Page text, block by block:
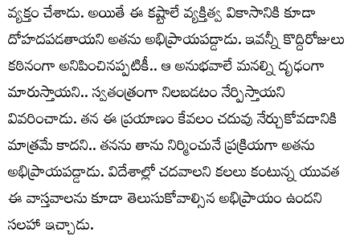
వ్యక్తం చేశాడు. అయితే ఈ కష్టాలే వ్యక్తిత్వ వికాసానికి కూడా
దోహదపడతాయని అతను అభిప్రాయపడ్డాడు. ఇవన్నీ కొద్దిరోజులు
కఠినంగా అనిపించినప్పటికీ.. ఆ అనుభవాలే మనల్ని దృఢంగా
మారుస్తాయని.. స్వతంత్రంగా నిలబడటం నేర్పిస్తాయని
వివరించాడు. తన ఈ ప్రయాణం కేవలం చదువు నేర్చుకోవడానికి
మాత్రమే కాదని.. తనను తాను నిర్మించునే ప్రక్రియగా అతను
అభిప్రాయపడ్డాడు. విదేశాల్లో చదవాలని కలలు కంటున్న యువత
ఈ వాస్తవాలను కూడా తెలుసుకోవాల్సిన అభిప్రాయం ఉందని
సలహా ఇచ్చాడు.